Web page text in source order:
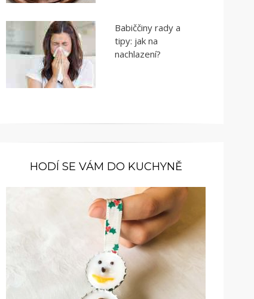
Babiččiny rady a
tipy: jak na
nachlazení?
HODÍ SE VÁM DO KUCHYNĚ